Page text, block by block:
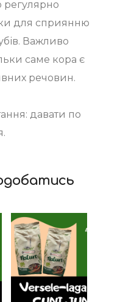
для сприянню
Важливо
саме кора є
речовин.
давати по